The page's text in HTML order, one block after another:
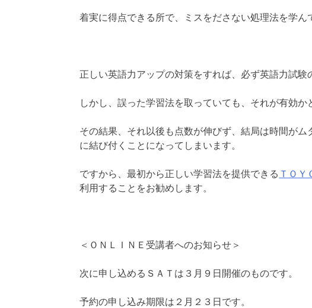
着実に得点できる所で、ミスをださない処理法を学ん
正しい英語力アップの対策をすれば、必ず英語力試験
しかし、誤った学習法を取っていても、それが有効か
その結果、それ以後も点数が伸びず、結局は時間がム
に結び付くことになってしまいます。
ですから、最初から正しい学習法を提供できる ＴＯＹ
利用することをお勧めします。
＜ＯＮＬＩＮＥ受講者へのお知らせ＞
次に申し込めるＳＡＴは３月９日開催のものです。
予約の申し込み期限は２月２３日です。